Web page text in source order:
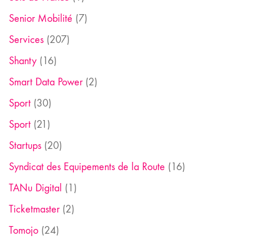
Senior Mobilité (7)
Services (207)
Shanty (16)
Smart Data Power(2)
Sport (30)
Sport (21)
Startups (20)
Syndicat des Equipements de la Route (16)
TANu Digital (1)
Ticketmaster(2)
Tomojo (24)